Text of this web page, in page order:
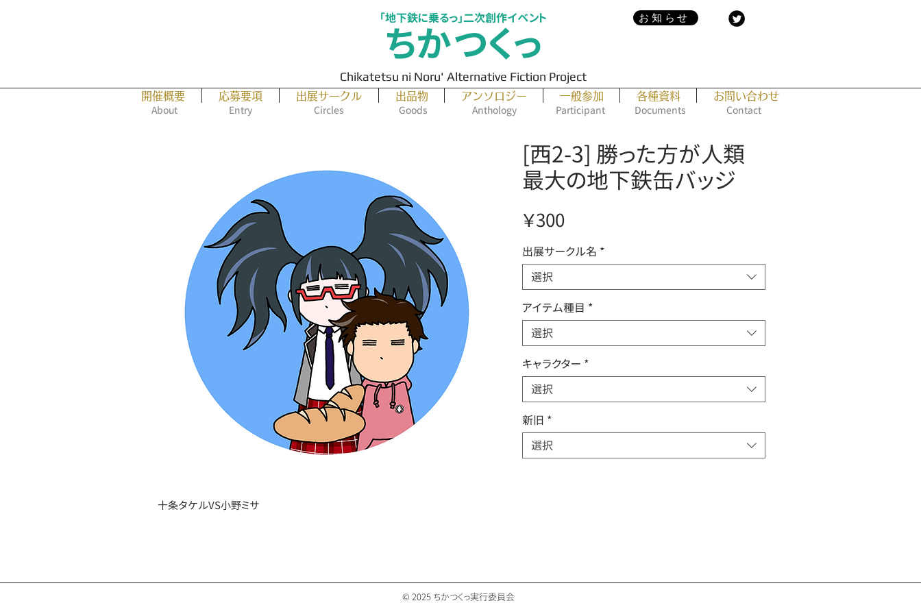
Chikatetsu ni Noru' Alternative Fiction Project
ちかつくっ
「地下鉄に乗るっ」二次創作イベント お知らせ
開催概要 応募要項 出展サークル 出品物 アンソロジー 一般参加 各種資料 お問い合わせ
About Entry Circles Goods Anthology Participant Documents Contact
十条タケルVS小野ミサ
[西2-3] 勝った方が人類
最大の地下鉄缶バッジ
￥300価
格
出展サークル名 *
選択
アイテム種目 *
選択
キャラクター *
選択
新旧 *
選択
© 2025 ちかつくっ実行委員会